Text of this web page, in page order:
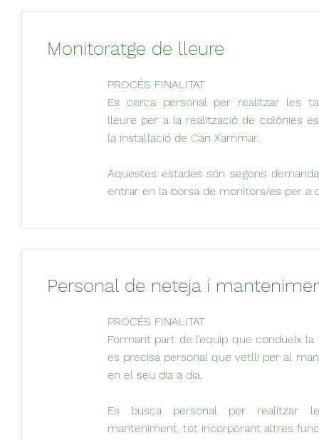
Monitoratge de lleure
PROCÉS FINALITAT
Es cerca personal per realitzar les
lleure per a la realització de colònies
la instal·lació de Can Xammar.
Aquestes estades són segons
entrar en la borsa de monitors/es per a
Personal de neteja i
PROCÉS FINALITAT
Formant part de l’equip que condueix la
es precisa personal que vetlli per al
en el seu dia a dia.
Es busca personal per realitzar
manteniment, tot incorporant altres